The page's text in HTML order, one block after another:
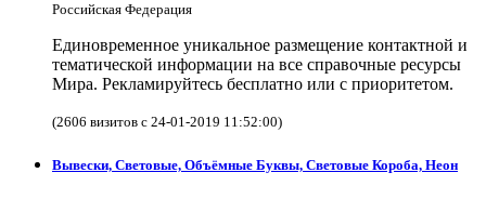
Российская Федерация
Единовременное уникальное размещение контактной и
тематической информации на все справочные ресурсы
Мира. Рекламируйтесь бесплатно или с приоритетом.
(2606 визитов с 24-01-2019 11:52:00)
Вывески, Световые, Объёмные Буквы, Световые Короба, Неон